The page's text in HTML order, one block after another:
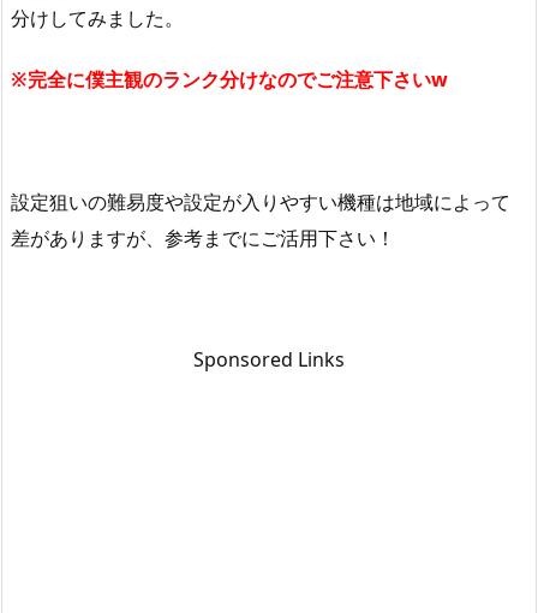
分けしてみました。
※完全に僕主観のランク分けなのでご注意下さいw
設定狙いの難易度や設定が入りやすい機種は地域によって
差がありますが、参考までにご活用下さい！
Sponsored Links